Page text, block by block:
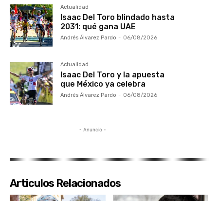
Actualidad
Isaac Del Toro blindado hasta
2031: qué gana UAE
Andrés Álvarez Pardo - 06/08/2026
Actualidad
Isaac Del Toro y la apuesta
que México ya celebra
Andrés Álvarez Pardo - 06/08/2026
- Anuncio -
Articulos Relacionados